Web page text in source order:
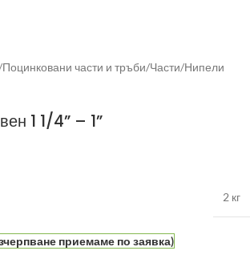
Поцинковани части и тръби/Части/Нипели
1 1/4” – 1”
2 кг
приемаме по заявка)